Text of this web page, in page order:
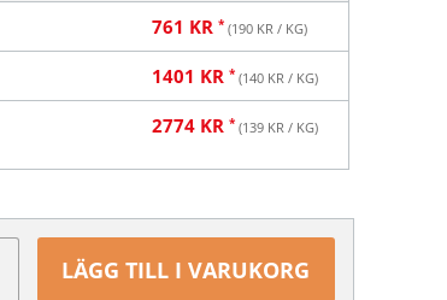
761 KR (190KR / KG)
1401 KR (140KR / KG)
2774KR (139KR / KG)
LÄGG TILL I VARUKORG